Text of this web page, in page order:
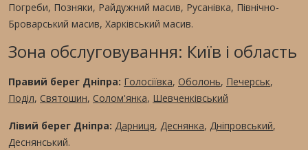
Погреби, Позняки, Райдужний масив, Русанівка, Північно-
Броварський масив, Харківський масив.
Зона обслуговування: Київ і область
Правий берег Дніпра: Голосіївка, Оболонь, Печерськ,
Поділ, Святошин, Солом'янка, Шевченківський
Лівий берег Дніпра: Дарниця, Деснянка, Дніпровський,
Деснянський.